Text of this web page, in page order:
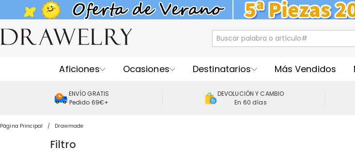
Aficiones Ocasiones Destinatarios Más Vendidos
ENVÍO GRATIS
Pedido 69€+
DEVOLUCIÓN Y CAMBIO
En 60 días
Página Principal Drawmade
Filtro